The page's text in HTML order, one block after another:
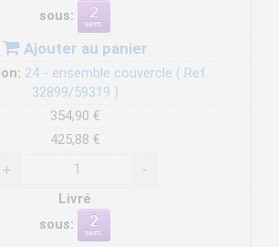
sous:
Ajouter au panier
24 - ensemble couvercle ( Ref :
32899/59319 )
354,90 €
425,88 €
+ -
Livré
sous: